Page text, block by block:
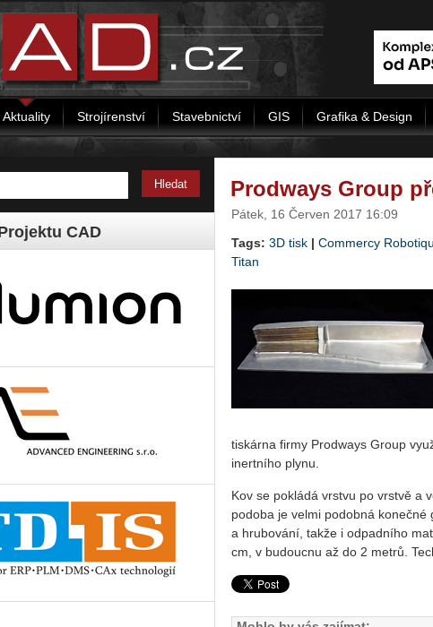
Aktuality Strojírenství Stavebnictví GIS Grafika & Design
CAD
Prodways Group
Pátek, 16 Červen 2017 16:09
Tags: 3D tisk | Commercy
Titan
tiskárna firmy Prodways Group
inertního plynu.
Kov se pokládá vrstvu po vrstvě a
podoba je velmi podobná
a hrubování, takže i odpadního
cm, v budoucnu až do 2 metrů.